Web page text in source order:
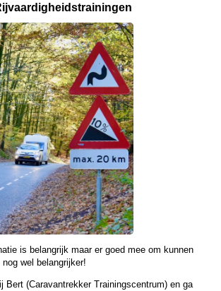
trainingen
is belangrijk maar er goed mee om kunnen
wel belangrijker!
Bert (Caravantrekker Trainingscentrum) en ga